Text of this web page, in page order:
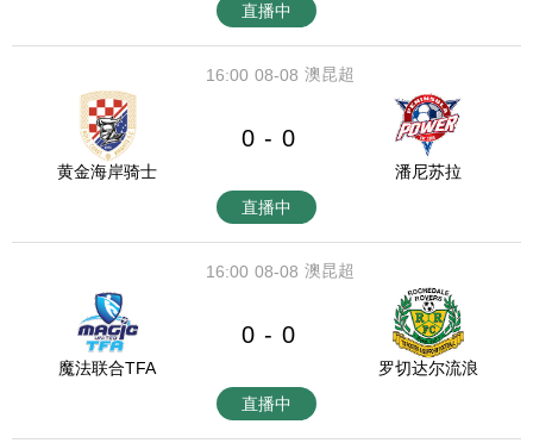
直播中
08-08
16:00 澳昆超
黄金海岸骑士
0 - 0
潘尼苏拉
直播中
08-08
16:00 澳昆超
魔法联合TFA
0 - 0
罗切达尔流浪
直播中